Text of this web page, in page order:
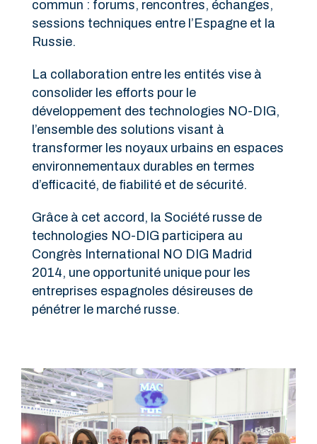
commun : forums, rencontres, échanges,
sessions techniques entre l’Espagne et la
Russie.
La collaboration entre les entités vise à
consolider les efforts pour le
développement des technologies NO-DIG,
l’ensemble des solutions visant à
transformer les noyaux urbains en espaces
environnementaux durables en termes
d’efficacité, de fiabilité et de sécurité.
Grâce à cet accord, la Société russe de
technologies NO-DIG participera au
Congrès International NO DIG Madrid
2014, une opportunité unique pour les
entreprises espagnoles désireuses de
pénétrer le marché russe.